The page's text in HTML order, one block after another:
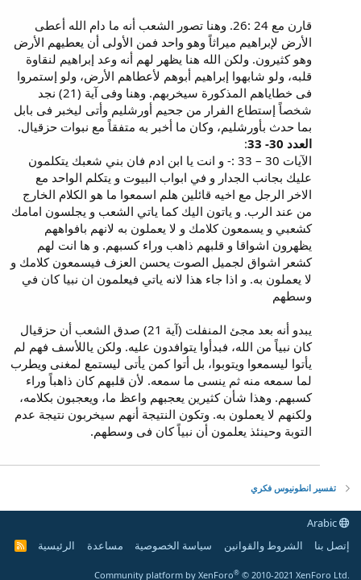
قارن مع 24 :26. وهنا تصور الشعب أنه ما دام الله أعطى
الأرض لإبراهيم ميراثاً وهو واحد فمن الأولى أن يعطيهم الأرض
وهو كثيرون. ولكن الله هنا يظهر لهم أنه وعد إبراهيم لنقاوة
قلبه، ولو شابهوا إبراهيم أبوهم لأعطاهم الأرض، ولو إستمروا
فى خطاياهم المذكورة سيخربهم. وهنا وفى آية (21) نجد
شخصاً إستطاع الفرار من جحيم أورشليم وأتى ليخبر فى بابل
بما حدث بأورشليم، وكان ما أخبر به متفقاً مع نبوات حزقيال.
العدد 30- 33
:
الآيات 30 – 33 :- و انت يا ابن ادم فان بني شعبك يتكلمون
عليك بجانب الجدار و في ابواب البيوت و يتكلم الواحد مع
الاخر الرجل مع اخيه قائلين هلم اسمعوا ما هو الكلام الخارج
من عند الرب. و ياتون اليك كما ياتي الشعب و يجلسون امامك
كشعبي و يسمعون كلامك و لا يعملون به لانهم بافواههم
يظهرون اشواقا و قلبهم ذاهب وراء كسبهم. و ها انت لهم
كشعر اشواق لجميل الصوت يحسن العزف فيسمعون كلامك و
لا يعملون به. و اذا جاء هذا لانه ياتي فيعلمون ان نبيا كان في
وسطهم
يبدو أنه بعد مجئ المنفلت (آية 21) صدق الشعب أن حزقيال
كان نبياً من الله، فبدأوا يتوافدون عليه. ولكن ياللأسف فهم لم
يأتوا ليسمعوا ويتوبوا، بل أتوا كمن يأتى ليستمع لمغنى ويطرب
لما سمعه منه ثم ينسى ما سمعه. لأن قلبهم كان ذاهباً وراء
كسبهم. وهذا شأن كثيرين يعجبهم واعظ ما، ويعجبون بكلامه،
ولكنهم لا يعملون به. وتكون النتيجة أنهم سيخربون نتيجة عدم
التوبة وحينئذ يعلمون أن نبياً كان فى وسطهم.
تفسير انطونيوس فكري
إتصل بنا
الشروط والقوانين سياسة الخصوصية مساعدة الرئيسية
R
Community platform by XenForo® © 2010-2021 XenForo Ltd.